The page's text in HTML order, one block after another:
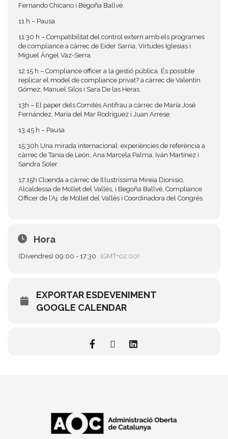
Fernando Chicano i Begoña Ballvé.
11 h – Pausa
11.30 h – Compatibilitat del control extern amb els programes
de compliance a càrrec de Eider Sarria, Virtudes Iglesias i
Miguel Ángel Vaz-Serra.
12.15 h – Compliance officer a la gestió pública. És possible
replicar el model de compliance privat? a càrrec de Valentín
Gómez, Manuel Silos i Sara De las Heras.
13h – El paper dels Comitès Antifrau a càrrec de María José
Fernández, María del Mar Rodríguez i Juan Arrese.
13.45 h – Pausa
15:30h Una mirada internacional: experiències de referència a
càrrec de Tania de León, Ana Marcela Palma, Iván Martínez i
Sandra Soler.
17:15h Cloenda a càrrec de Il·lustríssima Mireia Dionisio,
Alcaldessa de Mollet del Vallès, i Begoña Ballvé, Compliance
Officer de l’Aj. de Mollet del Vallès i Coordinadora del Congrés
Hora
(Divendres) 09:00 - 17:30 (GMT+02:00)
EXPORTAR ESDEVENIMENT
GOOGLE CALENDAR